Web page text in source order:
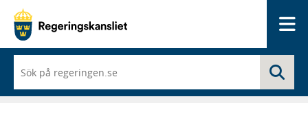
du
börjar
skriva